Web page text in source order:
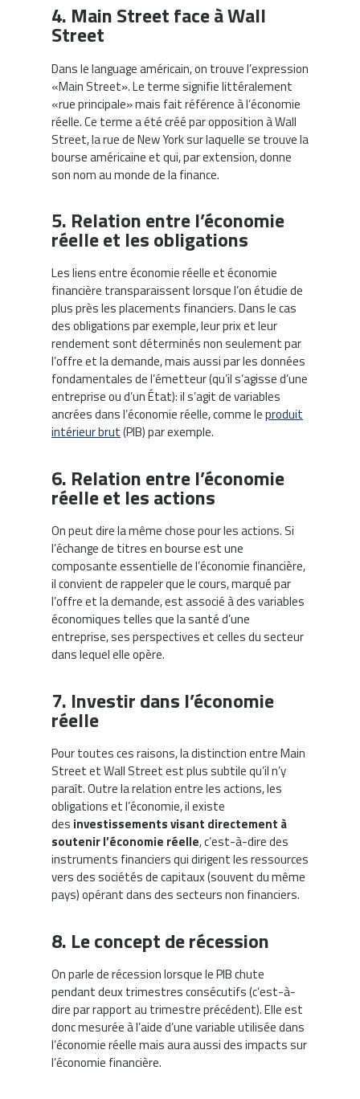
4. Main Street face à Wall
Street
Dans le language américain, on trouve l’expression
«Main Street». Le terme signifie littéralement
«rue principale» mais fait référence à l’économie
réelle. Ce terme a été créé par opposition à Wall
Street, la rue de New York sur laquelle se trouve la
bourse américaine et qui, par extension, donne
son nom au monde de la finance.
5. Relation entre l’économie
réelle et les obligations
Les liens entre économie réelle et économie
financière transparaissent lorsque l’on étudie de
plus près les placements financiers. Dans le cas
des obligations par exemple, leur prix et leur
rendement sont déterminés non seulement par
l’offre et la demande, mais aussi par les données
fondamentales de l’émetteur (qu’il s’agisse d’une
entreprise ou d’un État): il s’agit de variables
ancrées dans l’économie réelle, comme leproduit
intérieur brut(PIB) par exemple.
6. Relation entre l’économie
réelle et les actions
On peut dire la même chose pour les actions. Si
l’échange de titres en bourse est une
composante essentielle de l’économie financière,
il convient de rappeler que le cours, marqué par
l’offre et la demande, est associé à des variables
économiques telles que la santé d’une
entreprise, ses perspectives et celles du secteur
dans lequel elle opère.
7. Investir dans l’économie
réelle
Pour toutes ces raisons, la distinction entre Main
Street et Wall Street est plus subtile qu’il n’y
paraît. Outre la relation entre les actions, les
obligations et l’économie, il existe
des investissements visant directement à
soutenir l’économie réelle, c’est-à-dire des
instruments financiers qui dirigent les ressources
vers des sociétés de capitaux (souvent du même
pays) opérant dans des secteurs non financiers.
8. Le concept de récession
On parle de récession lorsque le PIB chute
pendant deux trimestres consécutifs (c’est-à-
dire par rapport au trimestre précédent). Elle est
donc mesurée à l’aide d’une variable utilisée dans
l’économie réelle mais aura aussi des impacts sur
l’économie financière.